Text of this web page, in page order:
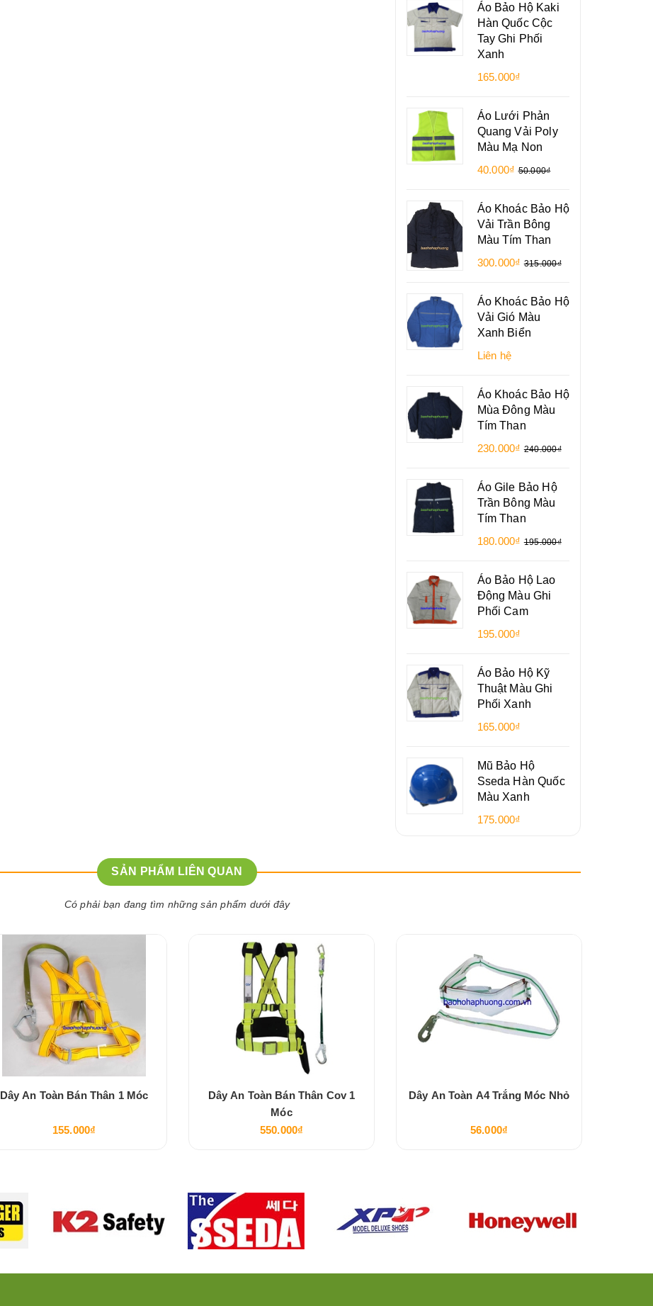
Áo Bảo Hộ Kaki
Hàn Quốc Cộc
Tay Ghi Phối
Xanh
165.000₫
Áo Lưới Phản
Quang Vải Poly
Màu Mạ Non
40.000₫ 50.000₫
Áo Khoác Bảo Hộ
Vải Trần Bông
Màu Tím Than
300.000₫ 315.000₫
Áo Khoác Bảo Hộ
Vải Gió Màu
Xanh Biển
Liên hệ
Áo Khoác Bảo Hộ
Mùa Đông Màu
Tím Than
230.000₫ 240.000₫
Áo Gile Bảo Hộ
Trần Bông Màu
Tím Than
180.000₫ 195.000₫
Áo Bảo Hộ Lao
Động Màu Ghi
Phối Cam
195.000₫
Áo Bảo Hộ Kỹ
Thuật Màu Ghi
Phối Xanh
165.000₫
Mũ Bảo Hộ
Sseda Hàn Quốc
Màu Xanh
175.000₫
SẢN PHẨM LIÊN QUAN
Có phải bạn đang tìm những sản phẩm dưới đây
Dây An Toàn Bán Thân 1 Móc
155.000₫
Dây An Toàn Bán Thân Cov 1
Móc
550.000₫
Dây An Toàn A4 Trắng Móc Nhỏ
56.000₫